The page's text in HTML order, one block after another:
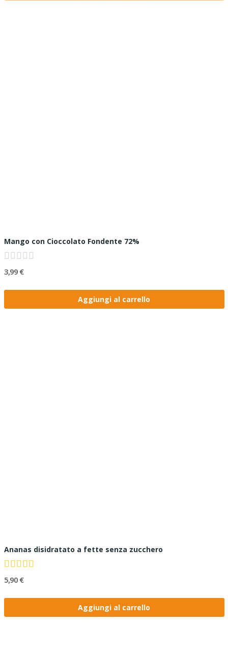
Mango con Cioccolato Fondente 72%
3,99 €
Aggiungi al carrello
Ananas disidratato a fette senza zucchero
5,90 €
Aggiungi al carrello